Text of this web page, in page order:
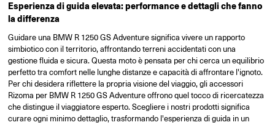
Esperienza di guida elevata: performance e dettagli che fanno
la differenza
Guidare una BMW R 1250 GS Adventure significa vivere un rapporto
simbiotico con il territorio, affrontando terreni accidentati con una
gestione fluida e sicura. Questa moto è pensata per chi cerca un equilibrio
perfetto tra comfort nelle lunghe distanze e capacità di affrontare l'ignoto.
Per chi desidera riflettere la propria visione del viaggio, gli accessori
Rizoma per BMW R 1250 GS Adventure offrono quel tocco di ricercatezza
che distingue il viaggiatore esperto. Scegliere i nostri prodotti significa
curare ogni minimo dettaglio, trasformando l'esperienza di guida in un